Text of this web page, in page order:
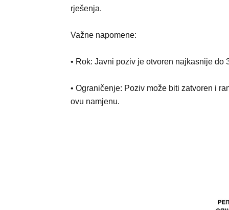
rješenja.
Važne napomene:
• Rok: Javni poziv je otvoren najkasnije do
• Ograničenje: Poziv može biti zatvoren i
ovu namjenu.